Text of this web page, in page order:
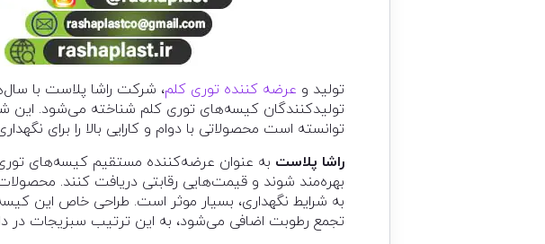
تولید و عرضه کننده توری کلم، شرکت راشا پلاست با
تولیدکنندگان کیسه‌های توری کلم شناخته می‌شود. این
توانسته است محصولاتی با دوام و کارایی بالا را برای
راشا پلاست به عنوان عرضه‌کننده مستقیم کیسه‌های توری
بهره‌مند شوند و قیمت‌هایی رقابتی دریافت کنند.
به شرایط نگهداری، بسیار موثر است. طراحی خاص این
تجمع رطوبت اضافی می‌شود، به این ترتیب سبزیجات در